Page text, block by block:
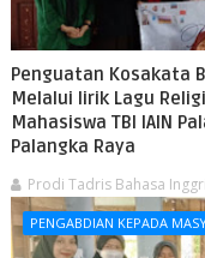
Penguatan Kosakata
Melalui lirik Lagu
Mahasiswa TBI IAIN
Palangka Raya
Prodi Tadris Bahasa
PENGABDIAN KEPADA